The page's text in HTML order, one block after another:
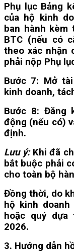
Phụ lục Bảng
của hộ kinh
ban hành
BTC (nếu có
theo xác nhận
phải nộp Phụ
Bước 7: Mở
kinh doanh,
Bước 8: Đăng
động (nếu có)
định.
Lưu ý:Khi đã
bắt buộc phải
cho toàn bộ
Đồng thời, do
hộ kinh
hoặc quý
2026.
3. Hướng dẫn